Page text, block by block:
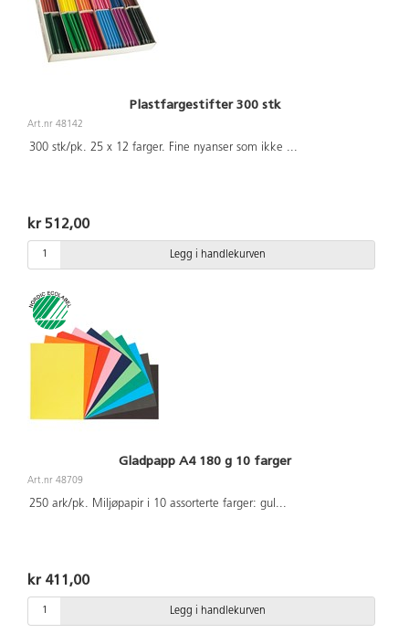
Plastfargestifter 300 stk
Art.nr 48142
300 stk/pk. 25 x 12 farger. Fine nyanser som ikke ...
kr 512,00
Legg i handlekurven
Gladpapp A4 180 g 10 farger
Art.nr 48709
250 ark/pk. Miljøpapir i 10 assorterte farger: gul ...
kr 411,00
Legg i handlekurven